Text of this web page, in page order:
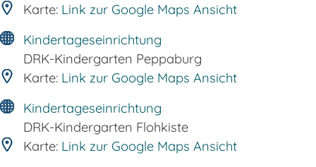
Karte: Link zur Google Maps Ansicht
Kindertageseinrichtung
DRK-Kindergarten Peppaburg
Karte: Link zur Google Maps Ansicht
Kindertageseinrichtung
DRK-Kindergarten Flohkiste
Karte: Link zur Google Maps Ansicht